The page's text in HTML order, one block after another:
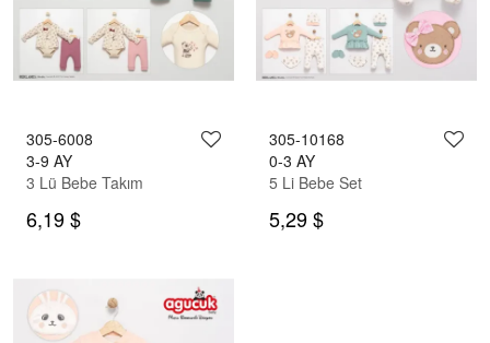
305-6008
3-9 AY
3 Lü Bebe Takım
6,19 $
305-10168
0-3 AY
5 Li Bebe Set
5,29 $